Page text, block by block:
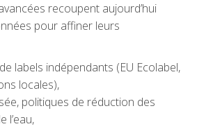
recoupent aujourd’hui
pour affiner leurs
labels indépendants (EU Ecolabel,
locales),
politiques de réduction des
l’eau,